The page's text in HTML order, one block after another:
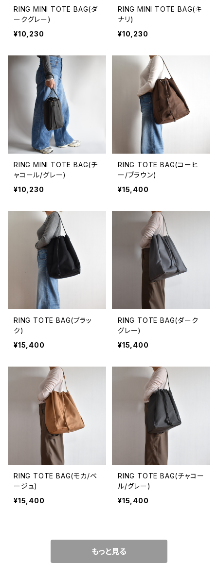
RING MINI TOTE BAG(ダ
ークグレー)
¥10,230
RING MINI TOTE BAG(キ
ナリ)
¥10,230
RING MINI TOTE BAG(チ
ャコール/グレー)
¥10,230
RING TOTE BAG(コーヒ
ー/ブラウン)
¥15,400
RING TOTE BAG(ブラッ
ク)
¥15,400
RING TOTE BAG(ダーク
グレー)
¥15,400
RING TOTE BAG(モカ/ベ
ージュ)
¥15,400
RING TOTE BAG(チャコー
ル/グレー)
¥15,400
もっと見る